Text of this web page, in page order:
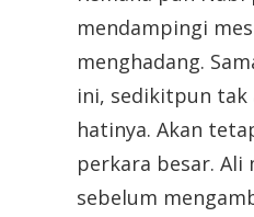
mendampingi
menghadang.
ini, sedikitpun tak
hatinya. Akan
perkara besar.
sebelum